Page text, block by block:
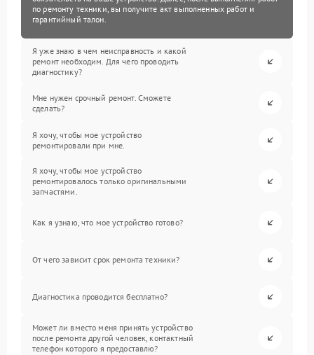
по ремонту техники, вы получите акт выполненных работ и
гарантийный талон.
Я уже знаю в чем неисправность и какой
ремонт необходим. Для чего проводить
диагностику?
Мне нужен срочный ремонт. Сможете
сделать?
Я хочу, чтобы мое устройство
ремонтировали при мне.
Я хочу, чтобы мое устройство
ремонтировалось только оригинальными
запчастями.
Как я узнаю, что мое устройство готово?
От чего зависит срок ремонта техники?
Диагностика проводится бесплатно?
Может ли вместо меня принять устройство
после ремонта другой человек, контактный
телефон которого я предоставлю?